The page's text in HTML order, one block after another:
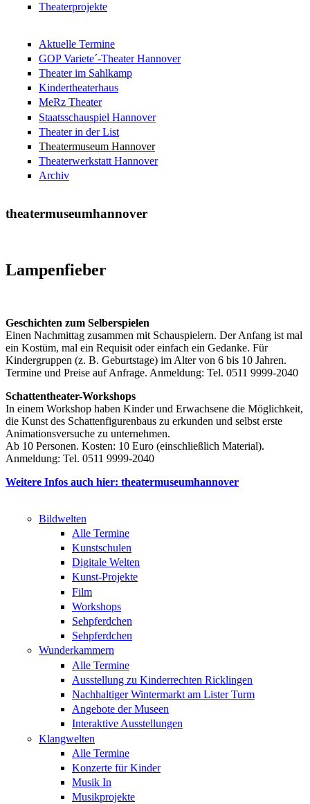
Theaterprojekte
Aktuelle Termine
GOP Variete´-Theater Hannover
Theater im Sahlkamp
Kindertheaterhaus
MeRz Theater
Staatsschauspiel Hannover
Theater in der List
Theatermuseum Hannover
Theaterwerkstatt Hannover
Archiv
theatermuseumhannover
Lampenfieber
Geschichten zum Selberspielen
Einen Nachmittag zusammen mit Schauspielern. Der Anfang ist mal
ein Kostüm, mal ein Requisit oder einfach ein Gedanke. Für
Kindergruppen (z. B. Geburtstage) im Alter von 6 bis 10 Jahren.
Termine und Preise auf Anfrage. Anmeldung: Tel. 0511 9999-2040
Schattentheater-Workshops
In einem Workshop haben Kinder und Erwachsene die Möglichkeit,
die Kunst des Schattenfigurenbaus zu erkunden und selbst erste
Animationsversuche zu unternehmen.
Ab 10 Personen. Kosten: 10 Euro (einschließlich Material).
Anmeldung: Tel. 0511 9999-2040
Weitere Infos auch hier: theatermuseumhannover
Bildwelten
Alle Termine
Kunstschulen
Digitale Welten
Kunst-Projekte
Film
Workshops
Sehpferdchen
Sehpferdchen
Wunderkammern
Alle Termine
Ausstellung zu Kinderrechten Ricklingen
Nachhaltiger Wintermarkt am Lister Turm
Angebote der Museen
Interaktive Ausstellungen
Klangwelten
Alle Termine
Konzerte für Kinder
Musik In
Musikprojekte